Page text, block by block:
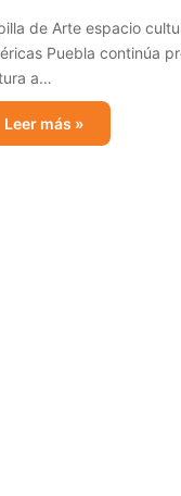
de Arte espacio
Puebla continúa
a…
Leer más »